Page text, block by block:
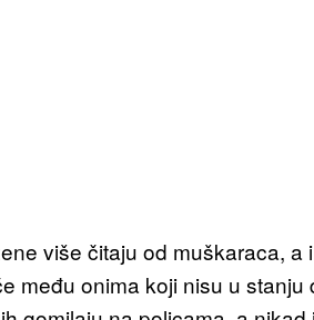
više čitaju od muškaraca, a
među onima koji nisu u